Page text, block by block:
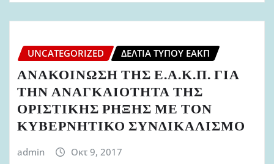
UNCATEGORIZED ΔΕΛΤΊΑ ΤΎΠΟΥ ΕΑΚΠ
ΑΝΑΚΟΙΝΩΣΗ ΤΗΣ Ε.Α.Κ.Π. ΓΙΑ
ΤΗΝ ΑΝΑΓΚΑΙΟΤΗΤΑ ΤΗΣ
ΟΡΙΣΤΙΚΗΣ ΡΗΞΗΣ ΜΕ ΤΟΝ
ΚΥΒΕΡΝΗΤΙΚΟ ΣΥΝΔΙΚΑΛΙΣΜΟ
admin Οκτ 9, 2017